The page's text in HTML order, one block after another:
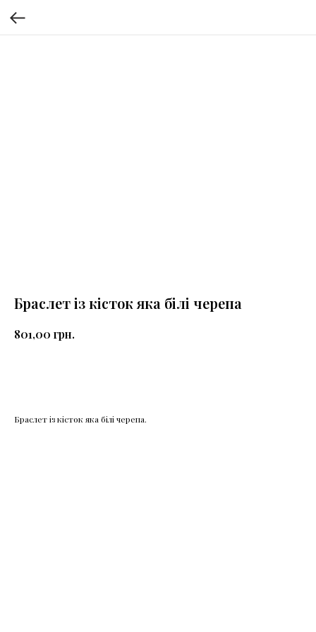
Браслет із кісток яка білі черепа
801,00 грн.
Браслет із кісток яка білі черепа.